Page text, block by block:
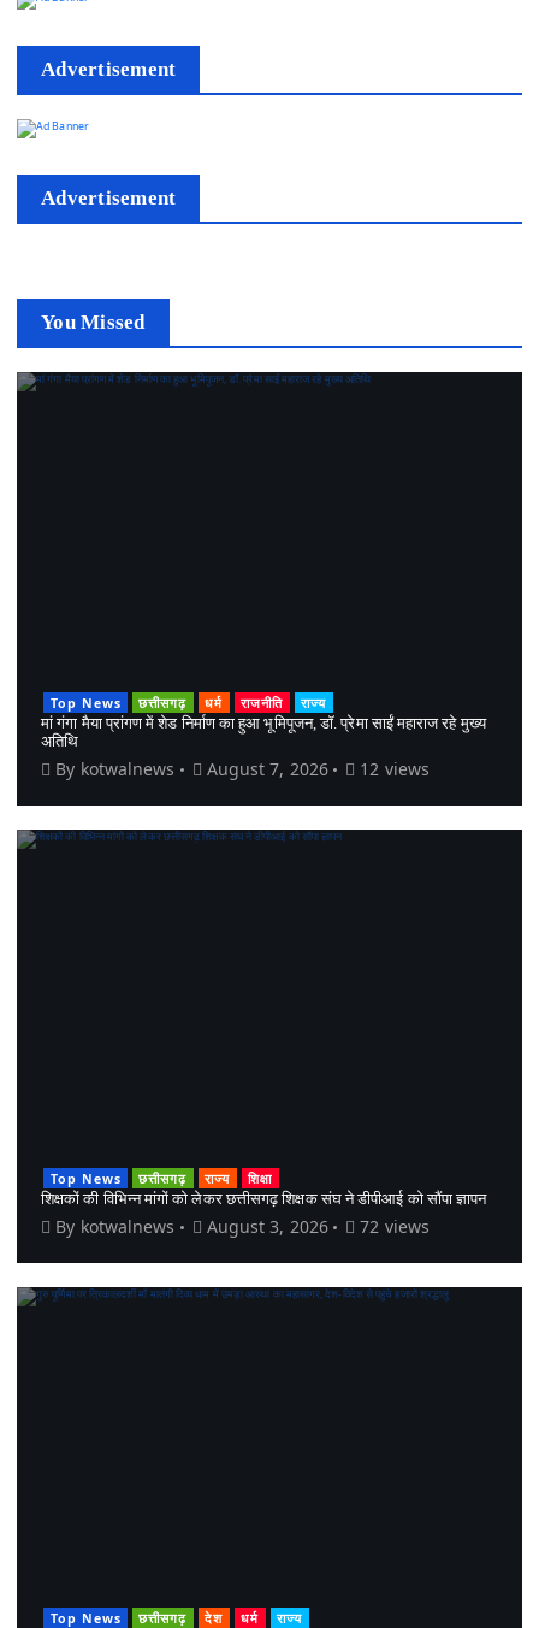
Advertisement
Advertisement
You Missed
Top News छत्तीसगढ़ धर्म राजनीति
राज्य
मां गंगा मैया प्रांगण में शेड निर्माण का हुआ भूमिपूजन, डॉ. प्रेमा साईं महाराज रहे मुख्य
अतिथि
By kotwalnews August 7, 2026 12 views
Top News छत्तीसगढ़ राज्य
शिक्षा
शिक्षकों की विभिन्न मांगों को लेकर छत्तीसगढ़ शिक्षक संघ ने डीपीआई को सौंपा ज्ञापन
By kotwalnews August 3, 2026 72 views
Top News छत्तीसगढ़ देश धर्म
राज्य